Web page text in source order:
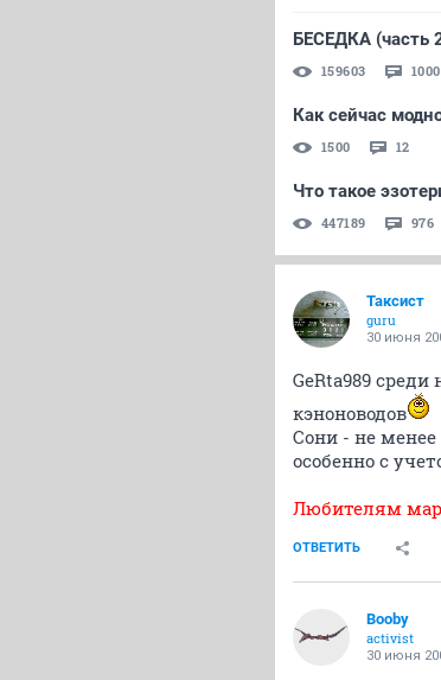
БЕСЕДКА (часть
159603 1000
Как сейчас
1500 12
Что такое
447189 976
Таксист
guru
30 июня
GeRta989
кэноноводов
Сони - не
особенно с
Любителям
ОТВЕТИТЬ
Booby
activist
30 июня